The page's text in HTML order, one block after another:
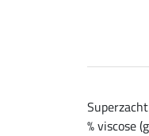
% viscose